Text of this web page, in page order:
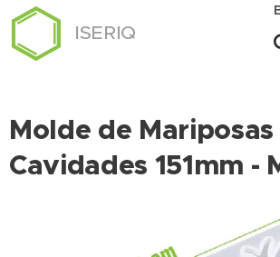
ISERIQ
Molde de Mariposas
Cavidades 151mm -